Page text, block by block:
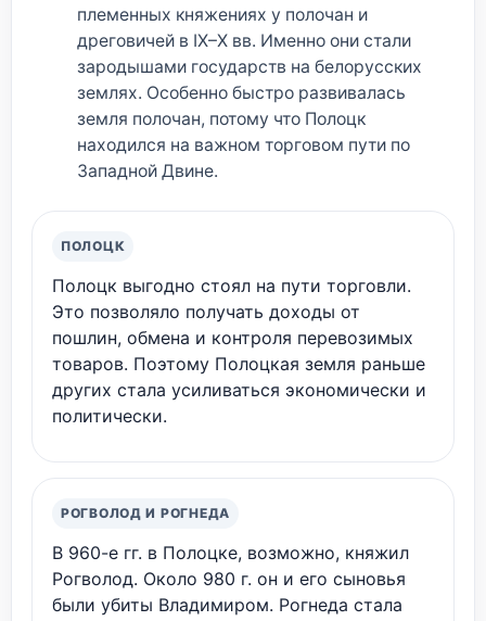
племенных княжениях у полочан и
дреговичей в IX–X вв. Именно они стали
зародышами государств на белорусских
землях. Особенно быстро развивалась
земля полочан, потому что Полоцк
находился на важном торговом пути по
Западной Двине.
ПОЛОЦК
Полоцк выгодно стоял на пути торговли.
Это позволяло получать доходы от
пошлин, обмена и контроля перевозимых
товаров. Поэтому Полоцкая земля раньше
других стала усиливаться экономически и
политически.
РОГВОЛОД И РОГНЕДА
В 960-е гг. в Полоцке, возможно, княжил
Рогволод. Около 980 г. он и его сыновья
были убиты Владимиром. Рогнеда стала